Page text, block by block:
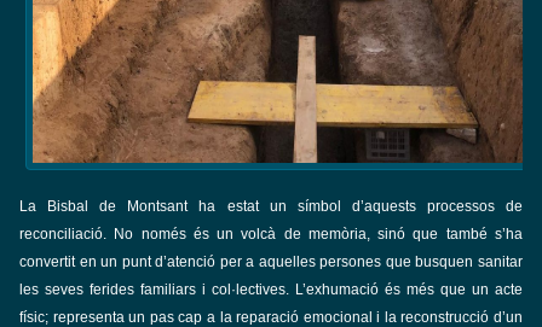
La Bisbal de Montsant ha estat un símbol d’aquests processos de
reconciliació. No només és un volcà de memòria, sinó que també s’ha
convertit en un punt d’atenció per a aquelles persones que busquen sanitar
les seves ferides familiars i col·lectives. L’exhumació és més que un acte
físic; representa un pas cap a la reparació emocional i la reconstrucció d’un